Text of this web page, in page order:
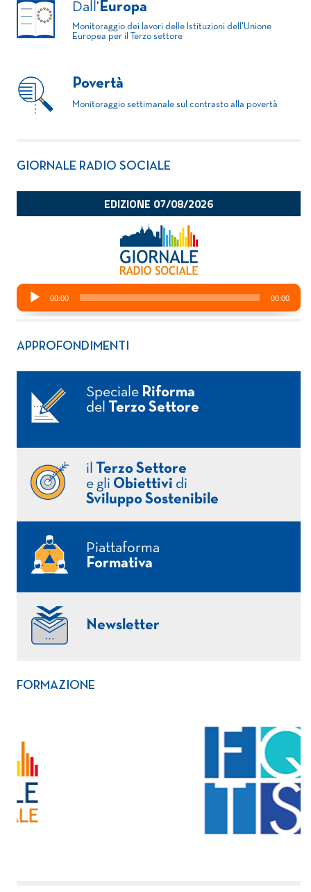
Dall' Europa
Monitoraggio dei lavori delle Istituzioni dell'Unione
Europea per il Terzo settore
Povertà
Monitoraggio settimanale sul contrasto alla povertà
GIORNALE RADIO SOCIALE
APPROFONDIMENTI
Speciale Riforma
del
Terzo Settore
il
Terzo Settore
e gli Obiettivi di
Sviluppo Sostenibile
Piattaforma
Formativa
Newsletter
FORMAZIONE